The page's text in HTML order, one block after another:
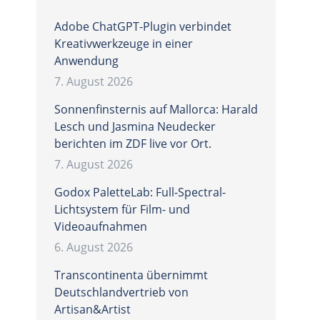
Adobe ChatGPT-Plugin verbindet
Kreativwerkzeuge in einer
Anwendung
7. August 2026
Sonnenfinsternis auf Mallorca: Harald
Lesch und Jasmina Neudecker
berichten im ZDF live vor Ort.
7. August 2026
Godox PaletteLab: Full-Spectral-
Lichtsystem für Film- und
Videoaufnahmen
6. August 2026
Transcontinenta übernimmt
Deutschlandvertrieb von
Artisan&Artist